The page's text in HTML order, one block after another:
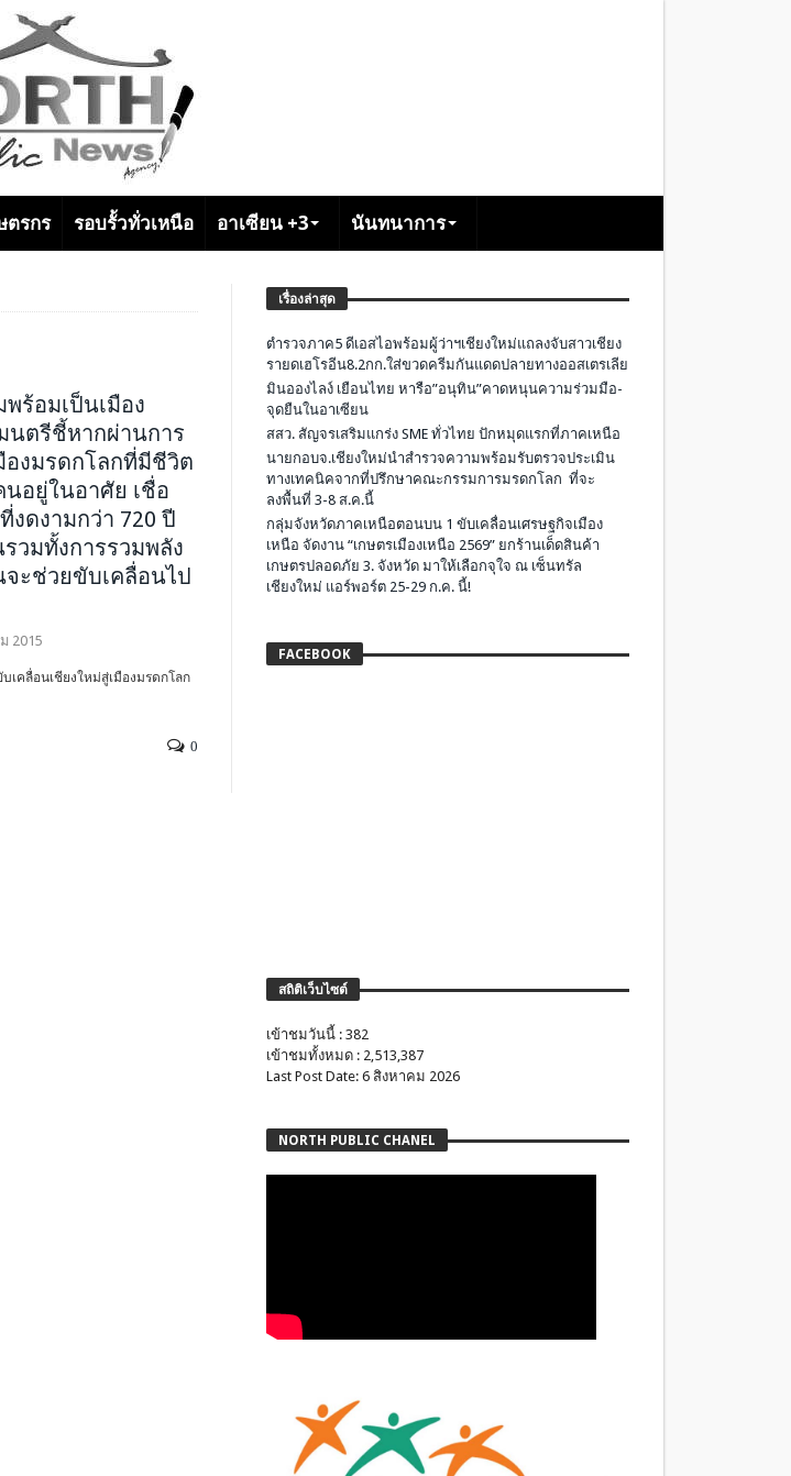
ตรกร รอบรั้วทั่วเหนือ อาเซียน +3 นันทนาการ
พร้อมเป็นเมือง
นตรีชี้หากผ่านการ
องมรดกโลกที่มีชีวิต
นอยู่ในอาศัย เชื่อ
ดงามกว่า 720 ปี
วมทั้งการรวมพลัง
ะช่วยขับเคลื่อนไป
2015
คลื่อนเชียงใหม่สู่เมืองมรดกโลก
0
เรื่องล่าสุด
ตำรวจภาค5 ดีเอสไอพร้อมผู้ว่าฯเชียงใหม่แถลงจับสาวเชียง
รายดเฮโรอีน8.2กก.ใส่ขวดครีมกันแดดปลายทางออสเตรเลีย
มินอองไลง์ เยือนไทย หารือ”อนุทิน”คาดหนุนความร่วมมือ-
จุดยืนในอาเซียน
สสว. สัญจรเสริมแกร่ง SME ทั่วไทย ปักหมุดแรกที่ภาคเหนือ
นายกอบจ.เชียงใหม่นำสำรวจความพร้อมรับตรวจประเมิน
ทางเทคนิคจากที่ปรึกษาคณะกรรมการมรดกโลก ที่จะ
ลงพื้นที่ 3-8 ส.ค.นี้
กลุ่มจังหวัดภาคเหนือตอนบน 1 ขับเคลื่อนเศรษฐกิจเมือง
เหนือ จัดงาน “เกษตรเมืองเหนือ 2569” ยกร้านเด็ดสินค้า
เกษตรปลอดภัย 3. จังหวัด มาให้เลือกจุใจ ณ เซ็นทรัล
เชียงใหม่ แอร์พอร์ต 25-29 ก.ค. นี้!
FACEBOOK
สถิติเว็บไซต์
เข้าชมวันนี้ : 382
เข้าชมทั้งหมด : 2,513,387
Last Post Date: 6 สิงหาคม 2026
NORTH PUBLIC CHANEL